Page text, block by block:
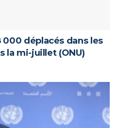
000 déplacés dans les
la mi-juillet (ONU)